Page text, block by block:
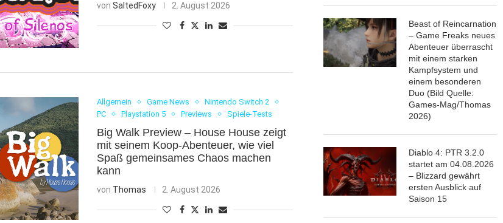
vonSaltedFoxy 2. August 2026
Allgemein Game News
Nintendo Switch 2
PC
Playstation 5 Previews Spiele-Tests
Big Walk Preview – House House zeigt
mit seinem Koop-Abenteuer, wie viel
Spaß gemeinsames Chaos machen
kann
von Thomas 2. August 2026
Beast of Reincarnation
– Game Freaks neues
Abenteuer überrascht
mit einem starken
Kampfsystem und
einem besonderen
Duo (Bild Quelle:
Games-Mag/Thomas
2026)
Diablo 4: PTR 3.2.0
startet am 04.08.2026
– Blizzard gewährt
ersten Ausblick auf
Saison 15